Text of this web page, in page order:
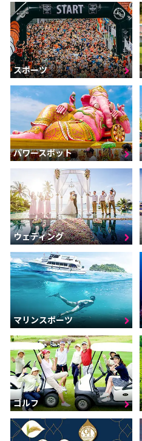
スポーツ
パワースポット
ウェディング
マリンスポーツ
ゴルフ